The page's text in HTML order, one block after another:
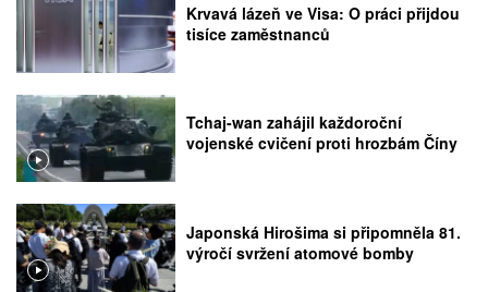
Krvavá lázeň ve Visa: O práci přijdou
tisíce zaměstnanců
Tchaj-wan zahájil každoroční
vojenské cvičení proti hrozbám Číny
Japonská Hirošima si připomněla 81.
výročí svržení atomové bomby